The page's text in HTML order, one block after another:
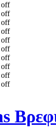
off
off
off
off
off
off
off
off
off
off